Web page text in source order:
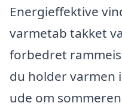
Energieffektive
varmetab takket
forbedret
du holder varmen
ude om